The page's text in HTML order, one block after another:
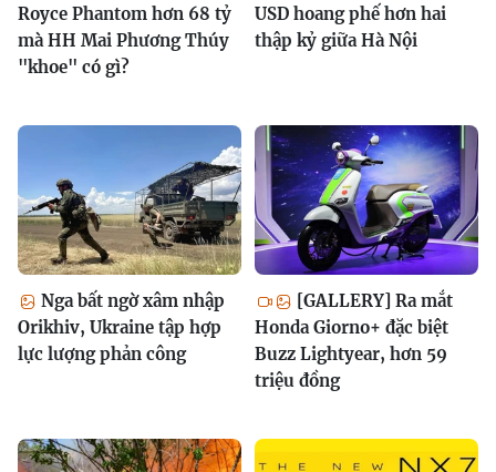
Royce Phantom hơn 68 tỷ
mà HH Mai Phương Thúy
"khoe" có gì?
USD hoang phế hơn hai
thập kỷ giữa Hà Nội
Nga bất ngờ xâm nhập
Orikhiv, Ukraine tập hợp
lực lượng phản công
[GALLERY] Ra mắt
Honda Giorno+ đặc biệt
Buzz Lightyear, hơn 59
triệu đồng